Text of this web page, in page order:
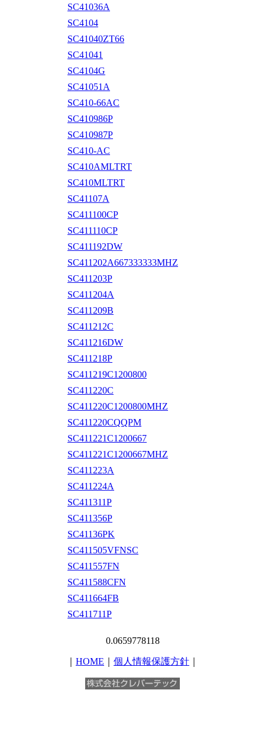
SC41036A
SC4104
SC41040ZT66
SC41041
SC4104G
SC41051A
SC410-66AC
SC410986P
SC410987P
SC410-AC
SC410AMLTRT
SC410MLTRT
SC41107A
SC411100CP
SC411110CP
SC411192DW
SC411202A667333333MHZ
SC411203P
SC411204A
SC411209B
SC411212C
SC411216DW
SC411218P
SC411219C1200800
SC411220C
SC411220C1200800MHZ
SC411220CQQPM
SC411221C1200667
SC411221C1200667MHZ
SC411223A
SC411224A
SC411311P
SC411356P
SC41136PK
SC411505VFNSC
SC411557FN
SC411588CFN
SC411664FB
SC411711P
0.0659778118
HOME 個人情報保護方針